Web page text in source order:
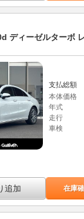
ディーゼルターボ
支払総額
本体価格
年式
走行
車検
追加 在庫